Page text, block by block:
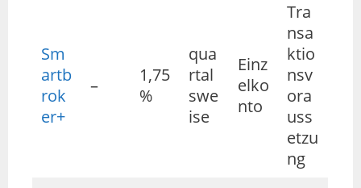
Sm
artb
rok
er+
–
1,75
%
qua
rtal
swe
ise
Einz
elko
nto
Tra
nsa
ktio
nsv
ora
uss
etzu
ng